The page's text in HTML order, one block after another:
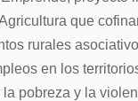
que
rurales
en los
pobreza y la